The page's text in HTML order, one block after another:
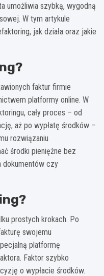
umożliwia szybką, wygodną
W tym artykule
jak działa oraz jakie
faktur firmie
platformy online. W
cały proces – od
aż po wypłatę środków –
rozwiązaniu
środki pieniężne bez
dokumentów czy
prostych krokach. Po
swojemu
platformę
Faktor szybko
o wypłacie środków.